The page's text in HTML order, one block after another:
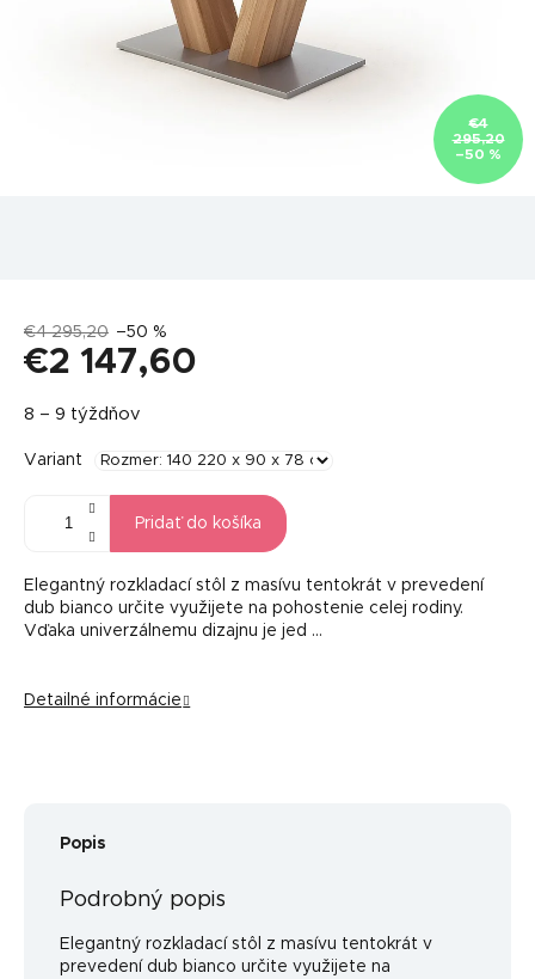
€4
295,20
–50 %
€4 295,20 –50 %
€2 147,60
cena:
8 – 9 týždňov
Variant
Pridať do košíka
Elegantný rozkladací stôl z masívu tentokrát v prevedení
dub bianco určite využijete na pohostenie celej rodiny.
Vďaka univerzálnemu dizajnu je jed …
Detailné informácie
Popis
Podrobný popis
Elegantný rozkladací stôl z masívu tentokrát v
prevedení dub bianco určite využijete na